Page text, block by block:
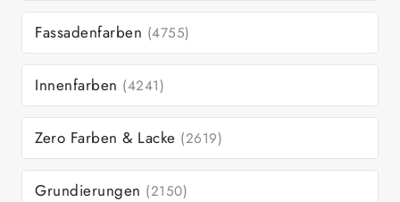
Fassadenfarben (4755)
Innenfarben (4241)
Zero Farben & Lacke (2619)
Grundierungen (2150)